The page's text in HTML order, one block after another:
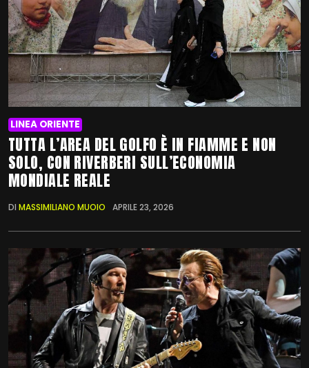
LINEA ORIENTE
TUTTA L’AREA DEL GOLFO È IN FIAMME E NON
SOLO, CON RIVERBERI SULL’ECONOMIA
MONDIALE REALE
DI MASSIMILIANO MUOIO APRILE 23, 2026